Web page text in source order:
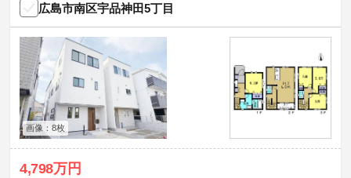
広島市南区宇品神田5丁目
画像：8枚
4,798万円